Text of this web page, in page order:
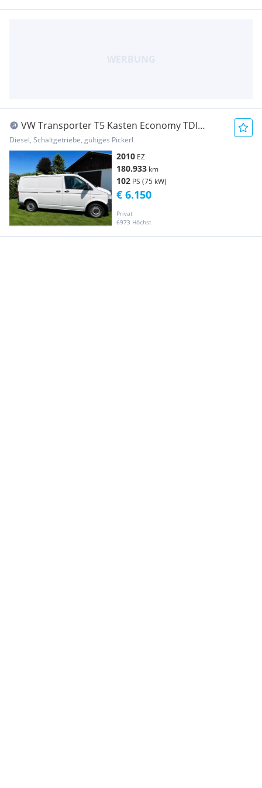
VW Transporter T5 Kasten Economy TDI
Transporter / Kastenwagen
Diesel, Schaltgetriebe, gültiges Pickerl
2010 EZ
180.933 km
102 PS (75 kW)
Privat
6973 Höchst
€ 6.150